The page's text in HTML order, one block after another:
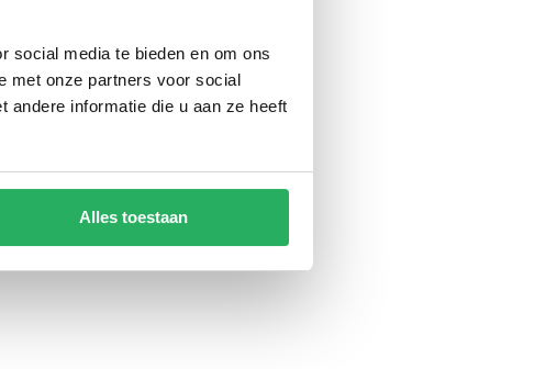
social media te bieden en om ons
met onze partners voor social
andere informatie die u aan ze heeft
Alles toestaan